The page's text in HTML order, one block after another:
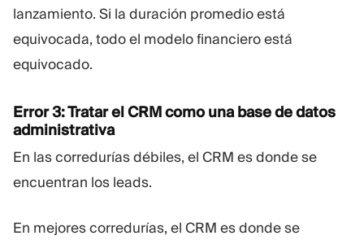
lanzamiento. Si la duración promedio está
equivocada, todo el modelo financiero está
equivocado.
Error 3: Tratar el CRM como una base de datos
administrativa
En las corredurías débiles, el CRM es donde se
encuentran los leads.
En mejores corredurías, el CRM es donde se